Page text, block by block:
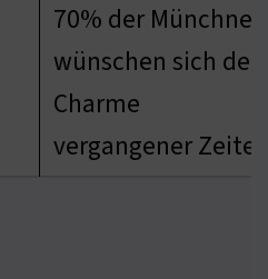
70% der Münchner
wünschen sich den
Charme
vergangener